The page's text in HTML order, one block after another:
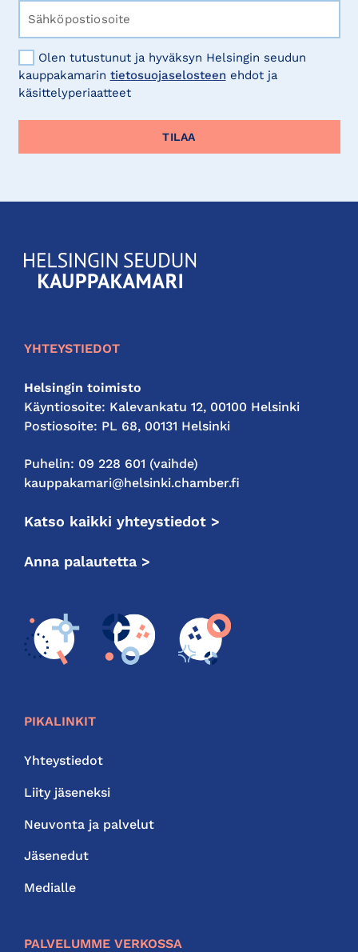
Olen tutustunut ja hyväksyn Helsingin seudun
kauppakamarin tietosuojaselosteen ehdot ja
käsittelyperiaatteet
KauppakamariHelsingin
seudun
YHTEYSTIEDOT
Helsingin toimisto
Käyntiosoite: Kalevankatu 12, 00100 Helsinki
Postiosoite: PL 68, 00131 Helsinki
Puhelin: 09 228 601 (vaihde)
kauppakamari@helsinki.chamber.fi
Katso kaikki yhteystiedot >
Anna palautetta >
PIKALINKIT
Yhteystiedot
Liity jäseneksi
Neuvonta ja palvelut
Jäsenedut
Medialle
PALVELUMME VERKOSSA